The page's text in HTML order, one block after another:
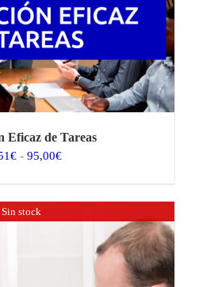
Eficaz de Tareas
€ - 95,00€Rango
78,51€
95,00€
Sin stock